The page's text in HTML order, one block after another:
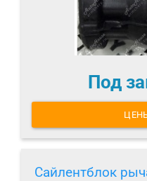
Под
Сайлентблок